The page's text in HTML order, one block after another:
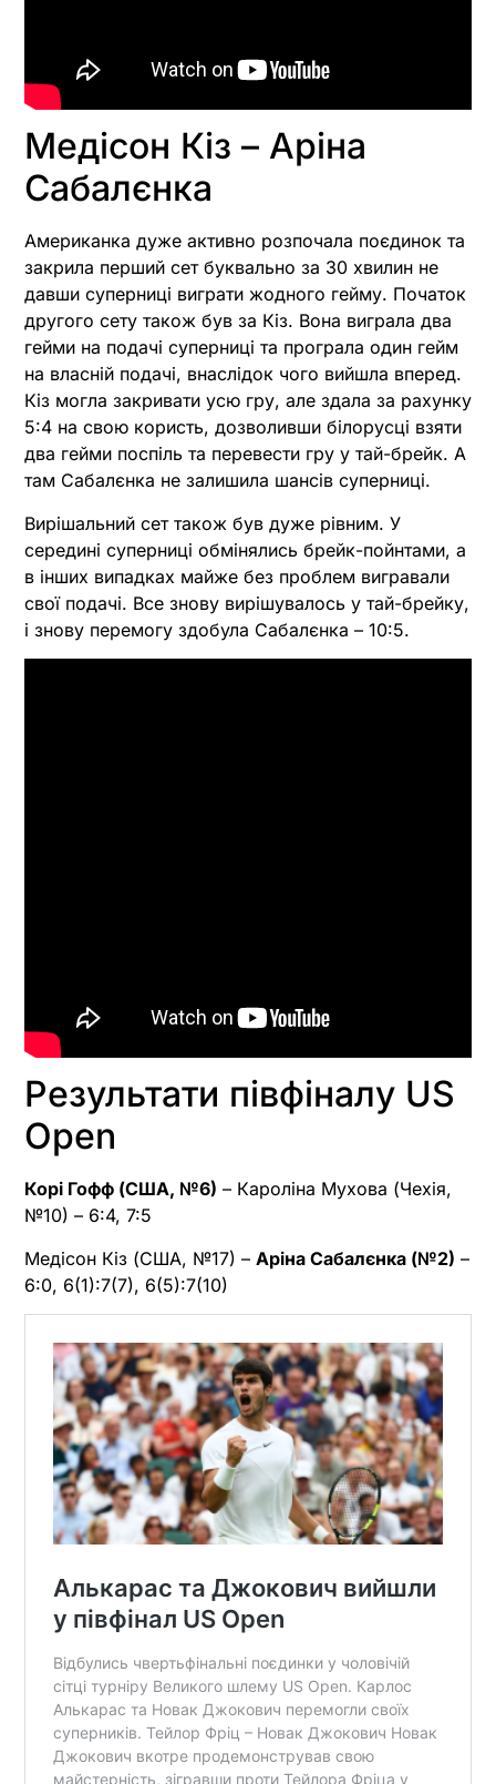
Медісон Кіз – Аріна
Сабалєнка
Американка дуже активно розпочала поєдинок та
закрила перший сет буквально за 30 хвилин не
давши суперниці виграти жодного гейму. Початок
другого сету також був за Кіз. Вона виграла два
гейми на подачі суперниці та програла один гейм
на власній подачі, внаслідок чого вийшла вперед.
Кіз могла закривати усю гру, але здала за рахунку
5:4 на свою користь, дозволивши білорусці взяти
два гейми поспіль та перевести гру у тай-брейк. А
там Сабалєнка не залишила шансів суперниці.
Вирішальний сет також був дуже рівним. У
середині суперниці обмінялись брейк-пойнтами, а
в інших випадках майже без проблем вигравали
свої подачі. Все знову вирішувалось у тай-брейку,
і знову перемогу здобула Сабалєнка – 10:5.
Результати півфіналу US
Open
Корі Гофф (США, №6) – Кароліна Мухова (Чехія,
№10) – 6:4, 7:5
Медісон Кіз (США, №17) – Аріна Сабалєнка (№2) –
6:0, 6(1):7(7), 6(5):7(10)